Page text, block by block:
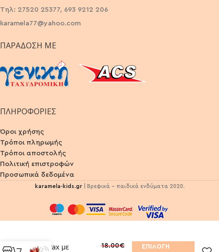
Τηλ: 27520 25377, 693 9212 206
karamela77@yahoo.com
ΠΑΡΆΔΟΣΗ ΜΕ
ΠΛΗΡΟΦΟΡΙΕΣ
Όροι χρήσης
Τρόποι πληρωμής
Τρόποι αποστολής
Πολιτική επιστροφών
Προσωπικά δεδομένα
karamela-kids.gr | Βρεφικά - παιδικά ενδύματα 2020.
Σετ Trax με
18.00€ ΕΠΙΛΟΓΉ